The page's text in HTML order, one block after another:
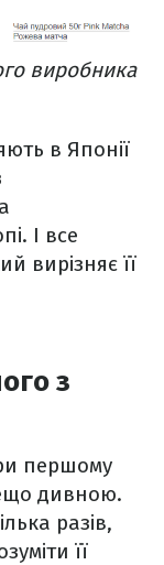
виробника
в Японії
І все
вирізняє її
з
першому
дивною.
разів,
її